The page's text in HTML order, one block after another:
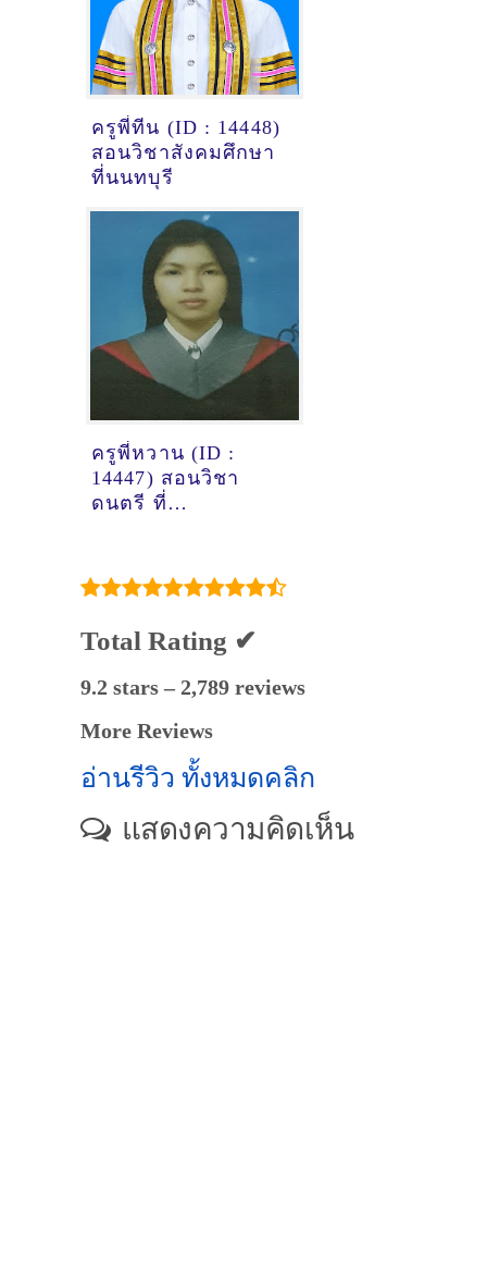
ครูพี่ทีน (ID : 14448)
สอนวิชาสังคมศึกษา
ที่นนทบุรี
ครูพี่หวาน (ID :
14447) สอนวิชา
ดนตรี ที่
Total Rating ✔
9.2 stars – 2,789 reviews
More Reviews
อ่านรีวิว ทั้งหมดคลิก
แสดงความคิดเห็น